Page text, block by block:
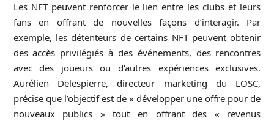
Les NFT peuvent renforcer le lien entre les clubs et leurs
fans en offrant de nouvelles façons d’interagir. Par
exemple, les détenteurs de certains NFT peuvent obtenir
des accès privilégiés à des événements, des rencontres
avec des joueurs ou d’autres expériences exclusives.
Aurélien Delespierre, directeur marketing du LOSC,
précise que l’objectif est de « développer une offre pour de
nouveaux publics » tout en offrant des « revenus